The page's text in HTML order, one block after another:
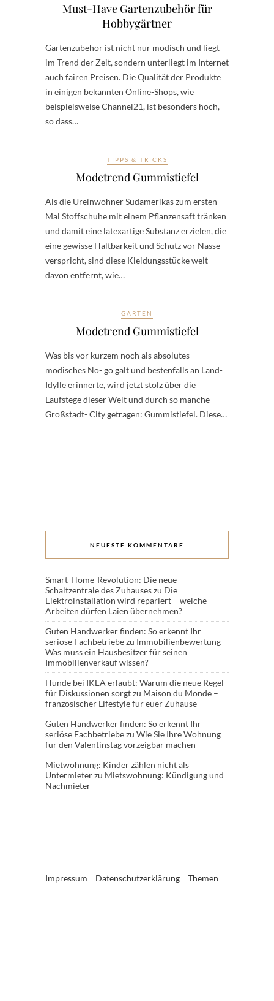
Must-Have Gartenzubehör für
Hobbygärtner
Gartenzubehör ist nicht nur modisch und liegt
im Trend der Zeit, sondern unterliegt im Internet
auch fairen Preisen. Die Qualität der Produkte
in einigen bekannten Online-Shops, wie
beispielsweise Channel21, ist besonders hoch,
so dass…
TIPPS & TRICKS
Modetrend Gummistiefel
Als die Ureinwohner Südamerikas zum ersten
Mal Stoffschuhe mit einem Pflanzensaft tränken
und damit eine latexartige Substanz erzielen, die
eine gewisse Haltbarkeit und Schutz vor Nässe
verspricht, sind diese Kleidungsstücke weit
davon entfernt, wie…
GARTEN
Modetrend Gummistiefel
Was bis vor kurzem noch als absolutes
modisches No- go galt und bestenfalls an Land-
Idylle erinnerte, wird jetzt stolz über die
Laufstege dieser Welt und durch so manche
Großstadt- City getragen: Gummistiefel. Diese…
NEUESTE KOMMENTARE
Smart-Home-Revolution: Die neue
Schaltzentrale des Zuhauseszu Die
Elektroinstallation wird repariert – welche
Arbeiten dürfen Laien übernehmen?
Guten Handwerker finden: So erkennt Ihr
seriöse Fachbetriebezu Immobilienbewertung –
Was muss ein Hausbesitzer für seinen
Immobilienverkauf wissen?
Hunde bei IKEA erlaubt: Warum die neue Regel
für Diskussionen sorgtzu Maison du Monde –
französischer Lifestyle für euer Zuhause
Guten Handwerker finden: So erkennt Ihr
seriöse Fachbetriebezu Wie Sie Ihre Wohnung
für den Valentinstag vorzeigbar machen
Mietwohnung: Kinder zählen nicht als
Untermieterzu Mietswohnung: Kündigung und
Nachmieter
Impressum Datenschutzerklärung Themen